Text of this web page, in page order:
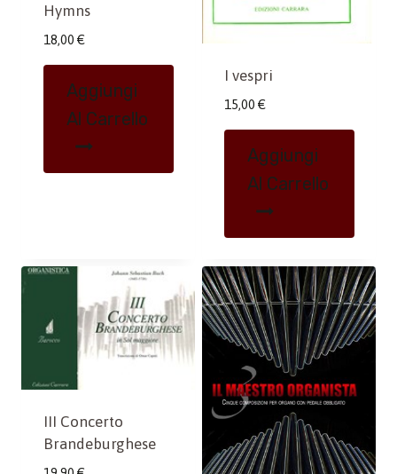
Hymns
18,00 €
Aggiungi
Al Carrello
I vespri
15,00 €
Aggiungi
Al Carrello
III Concerto
Brandeburghese